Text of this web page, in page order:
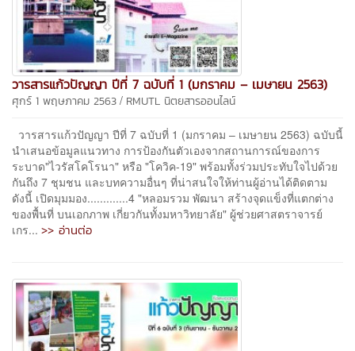
วารสารแก้วปัญญา ปีที่ 7 ฉบับที่ 1 (มกราคม – เมษายน 2563)
ศุกร์ 1 พฤษภาคม 2563 / RMUTL นิตยสารออนไลน์
วารสารแก้วปัญญา ปีที่ 7 ฉบับที่ 1 (มกราคม – เมษายน 2563) ฉบับนี้
นําเสนอข้อมูลแนวทาง การป้องกันตัวเองจากสถานการณ์ของการ
ระบาด"ไวรัสโคโรนา" หรือ "โควิค-19" พร้อมทั้งร่วมประทับใจไปด้วย
กันถึง 7 ชุมชน และบทความอื่นๆ ที่น่าสนใจให้ท่านผู้อ่านได้ติดตาม
ดังนี้ เปิดมุมมอง.............4 "หลอมรวม พัฒนา สร้างจุดแข็งที่แตกต่าง
ของพื้นที่ บนเอกภาพ เกี่ยวกันทั้งมหาวิทยาลัย" ผู้ช่วยศาสตราจารย์
เกร... >> อ่านต่อ